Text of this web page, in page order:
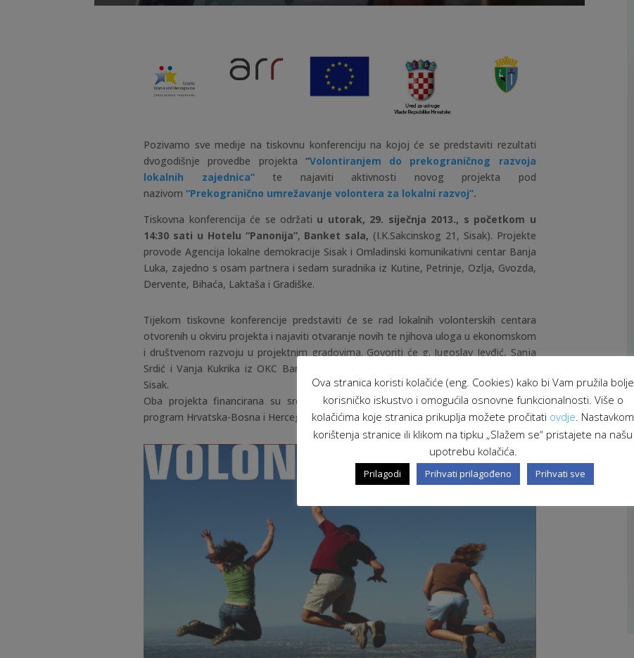
Pozivamo sve medije na tiskovnu konferenciju na kojoj će se predstaviti rezultati
dvogodišnje provedbe projekta “Volontiranjem do prekograničnog razvoja
lokalnih zajednica”te najaviti aktivnosti novog projekta pod
nazivom“Prekogranično umrežavanje volontera za lokalni razvoj”.
Tiskovna konferencija će se održati u utorak, 29. siječnja 2013., s početkom u
14:30 sati u Hotelu “Panonija”, Banket sala, (I.K.Sakcinskog 21, Sisak). Projekte
provode Agencija lokalne demokracije Sisak i Omladinski komunikativni centar Banja
Luka, zajedno s osam partnera i sedam suradnika iz Kutine, Petrinje, Ozlja, Gvozda,
Dervente, Bihaća, Laktaša i Gradiške.
Tijekom tiskovne konferencije predstaviti će se rad lokalnih volonterskih centara
otvorenih u okviru projekta i najaviti otvaranje novih te njihova uloga u ekonomskom
i društvenom razvoju u projektnim gradovima. Govoriti će g. Jugoslav Jevđić, Sanja
Srdić i Vanja Kukrika iz OKC Banja Luka te Paula Raužan i Nuša Bogavčić iz ALD
Sisak.
Oba projekta financirana su sredstavima Europske unije kroz IPA Prekogranični
program Hrvatska-Bosna i Hercegovina.
Ova stranica koristi kolačiće (eng. Cookies) kako bi Vam pružila bolje
korisničko iskustvo i omogućila osnovne funkcionalnosti. Više o
kolačićima koje stranica prikuplja možete pročitati ovdje. Nastavkom
korištenja stranice ili klikom na tipku „Slažem se“ pristajete na našu
upotrebu kolačića.
Prilagodi Prihvati prilagođeno Prihvati sve